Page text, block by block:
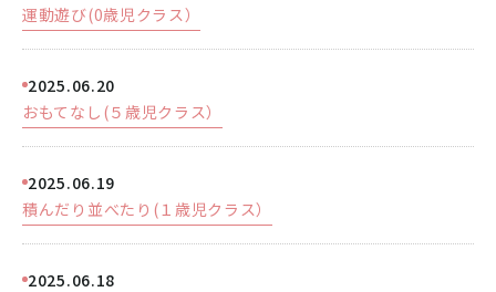
運動遊び(0歳児クラス）
2025.06.20
おもてなし(５歳児クラス）
2025.06.19
積んだり並べたり(１歳児クラス）
2025.06.18